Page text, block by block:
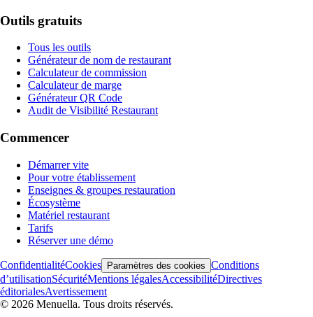
Outils gratuits
Tous les outils
Générateur de nom de restaurant
Calculateur de commission
Calculateur de marge
Générateur QR Code
Audit de Visibilité Restaurant
Commencer
Démarrer vite
Pour votre établissement
Enseignes & groupes restauration
Écosystème
Matériel restaurant
Tarifs
Réserver une démo
ConfidentialitéCookies Paramètres des cookies Conditions
d’utilisationSécuritéMentions légalesAccessibilitéDirectives
éditorialesAvertissement
© 2026 Menuella. Tous droits réservés.